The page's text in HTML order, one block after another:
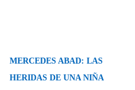
MERCEDES ABAD: LAS
HERIDAS DE UNA NIÑA